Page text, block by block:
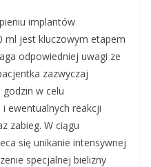
implantów
ml jest kluczowym etapem
odpowiedniej uwagi ze
zazwyczaj
w celu
ewentualnych reakcji
zabieg. W ciągu
się unikanie intensywnej
specjalnej bielizny